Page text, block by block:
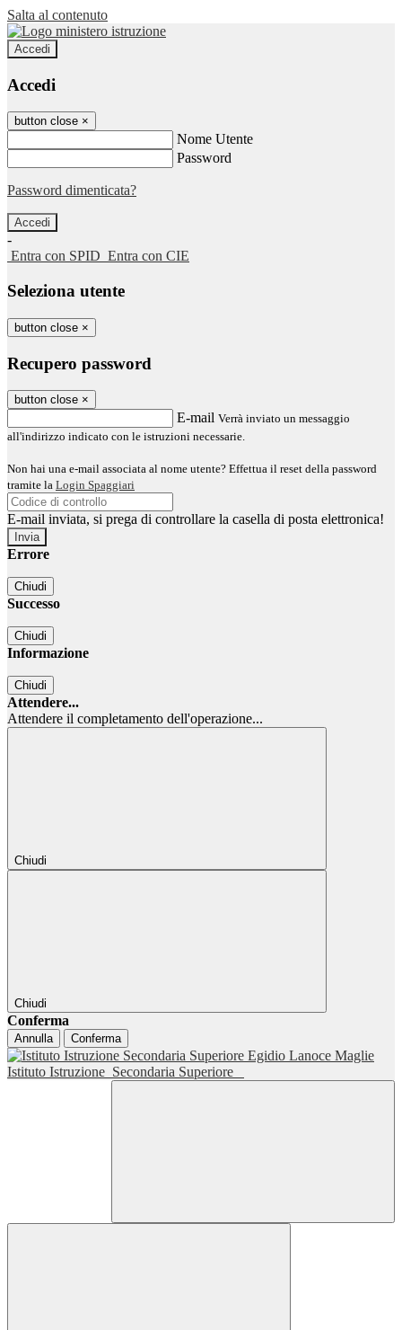
Salta al contenuto
Accedi
Accedi
button close ×
Nome Utente
Password
Password dimenticata?
-
Entra con SPID Entra con CIE
Seleziona utente
button close ×
Recupero password
button close ×
E-mail Verrà inviato un messaggio
all'indirizzo indicato con le istruzioni necessarie.
Non hai una e-mail associata al nome utente? Effettua il reset della password
tramite la Login Spaggiari
E-mail inviata, si prega di controllare la casella di posta elettronica!
Errore
Chiudi
Successo
Chiudi
Informazione
Chiudi
Attendere...
Attendere il completamento dell'operazione...
Chiudi
Chiudi
Conferma
Annulla Conferma
Istituto Istruzione Secondaria Superiore